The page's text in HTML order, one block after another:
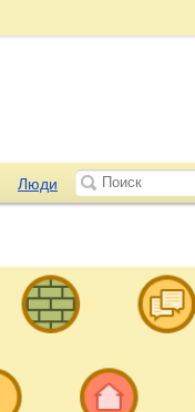
Люди